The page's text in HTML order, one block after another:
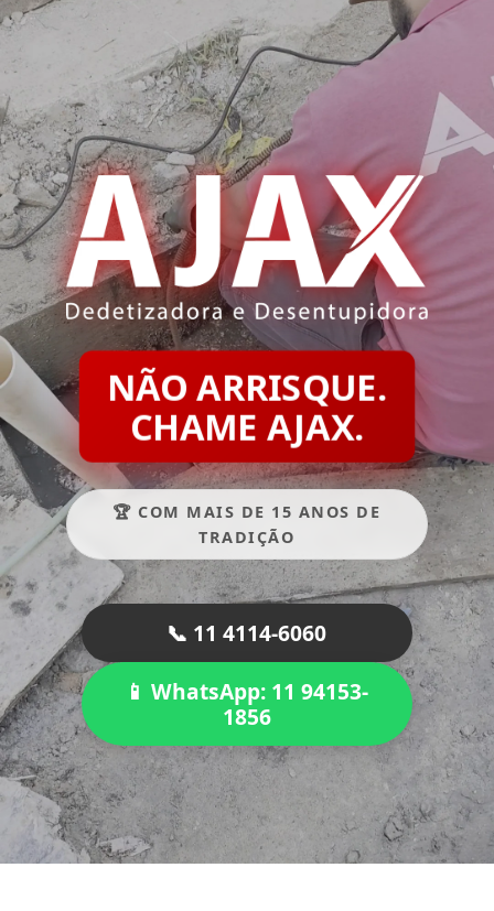
NÃO ARRISQUE.
CHAME AJAX.
🏆 COM MAIS DE 15 ANOS DE
TRADIÇÃO
📞 11 4114-6060
📱 WhatsApp: 11 94153-
1856